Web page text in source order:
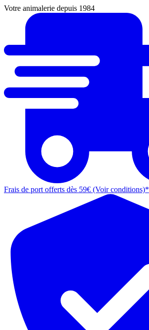
Votre animalerie depuis 1984
Frais de port offerts dès 59€ (Voir conditions)*